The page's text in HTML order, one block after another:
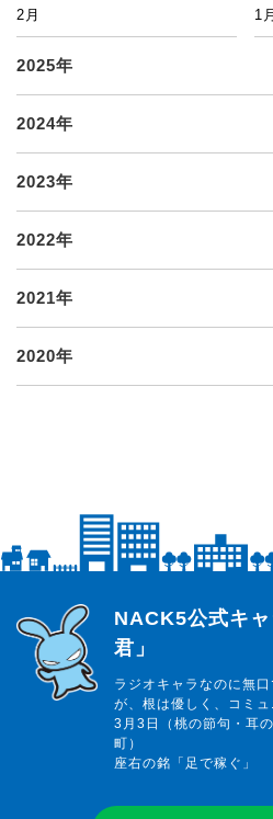
2月 1月
2025年
2024年
2023年
2022年
2021年
2020年
らじっと君
NACK5公式キ
君」
ラジオキャラなのに無
が、根は優しく、コミ
3月3日（桃の節句・耳
町）
座右の銘「足で稼ぐ」